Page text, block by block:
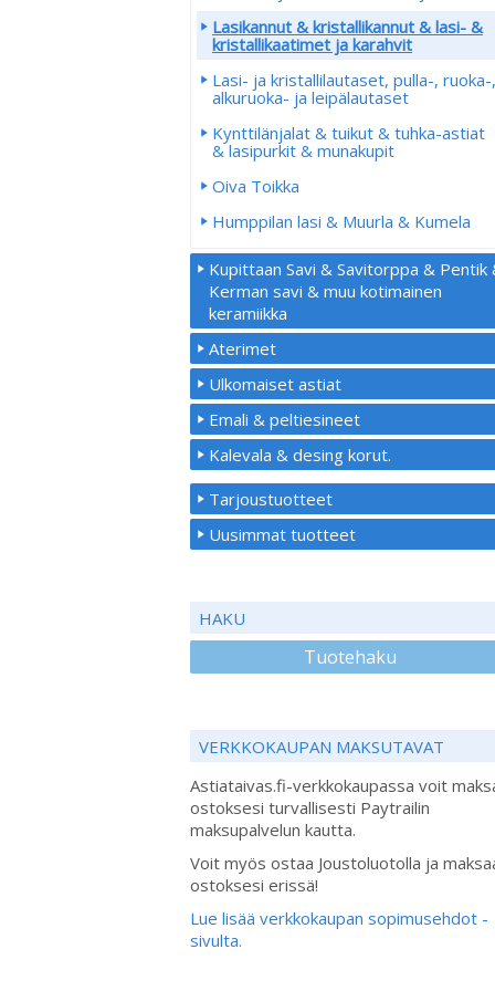
Lasikannut & kristallikannut & lasi- &
kristallikaatimet ja karahvit
Lasi- ja kristallilautaset, pulla-, ruoka-,
alkuruoka- ja leipälautaset
Kynttilänjalat & tuikut & tuhka-astiat
& lasipurkit & munakupit
Oiva Toikka
Humppilan lasi & Muurla & Kumela
Kupittaan Savi & Savitorppa & Pentik
Kerman savi & muu kotimainen
keramiikka
Aterimet
Ulkomaiset astiat
Emali & peltiesineet
Kalevala & desing korut.
Tarjoustuotteet
Uusimmat tuotteet
HAKU
Tuotehaku
VERKKOKAUPAN MAKSUTAVAT
Astiataivas.fi-verkkokaupassa voit
ostoksesi turvallisesti Paytrailin
maksupalvelun kautta.
Voit myös ostaa Joustoluotolla ja
ostoksesi erissä!
Lue lisää verkkokaupan sopimusehdot -
sivulta.